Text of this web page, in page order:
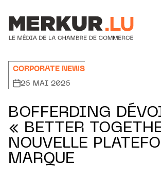
CORPORATE NEWS
26 MAI 2026
BOFFERDING
« BETTER
NOUVELLE
MARQUE